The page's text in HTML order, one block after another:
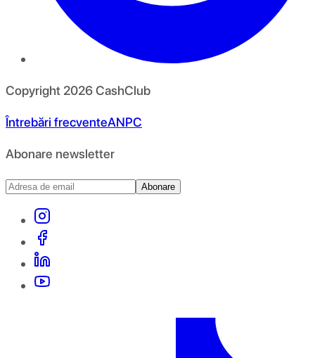
Copyright 2026CashClub
Întrebări frecventeANPC
Abonare newsletter
Abonare